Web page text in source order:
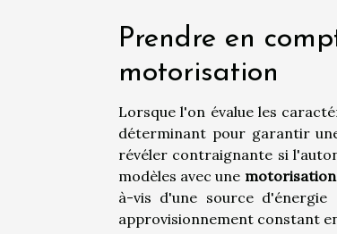
Prendre en
motorisation
Lorsque l'on évalue les
déterminant pour garantir
révéler contraignante si
modèles avec une
à-vis d'une source d'énergie
approvisionnement constant